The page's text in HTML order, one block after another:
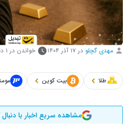
مهدی گچلو در ۱۷ آذر ۱۴۰۴ خواندن در ۱ دقیقه
طلا بیت کوین
مشاهده سریع اخبار با